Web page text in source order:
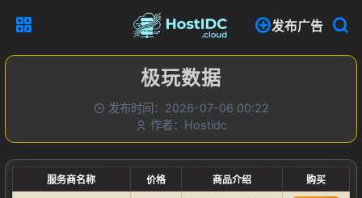
发布广告
极玩数据
发布时间：2026-07-06 00:22
作者：Hostidc
服务商名称 价格 商品介绍 购买